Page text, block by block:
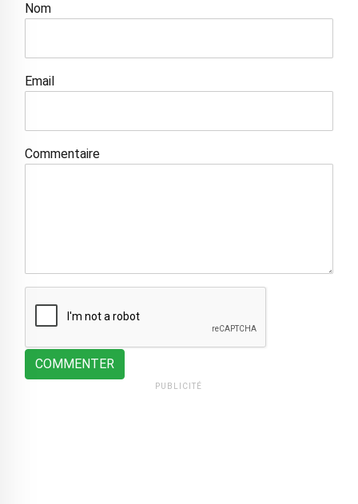
Nom
Email
Commentaire
COMMENTER
PUBLICITÉ